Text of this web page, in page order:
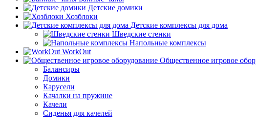
Детские домики
Хозблоки
Детские комплексы для дома
Шведские стенки
Напольные комплексы
WorkOut
Общественное игровое
Балансиры
Домики
Карусели
Качалки на пружине
Качели
Сиденья для качелей